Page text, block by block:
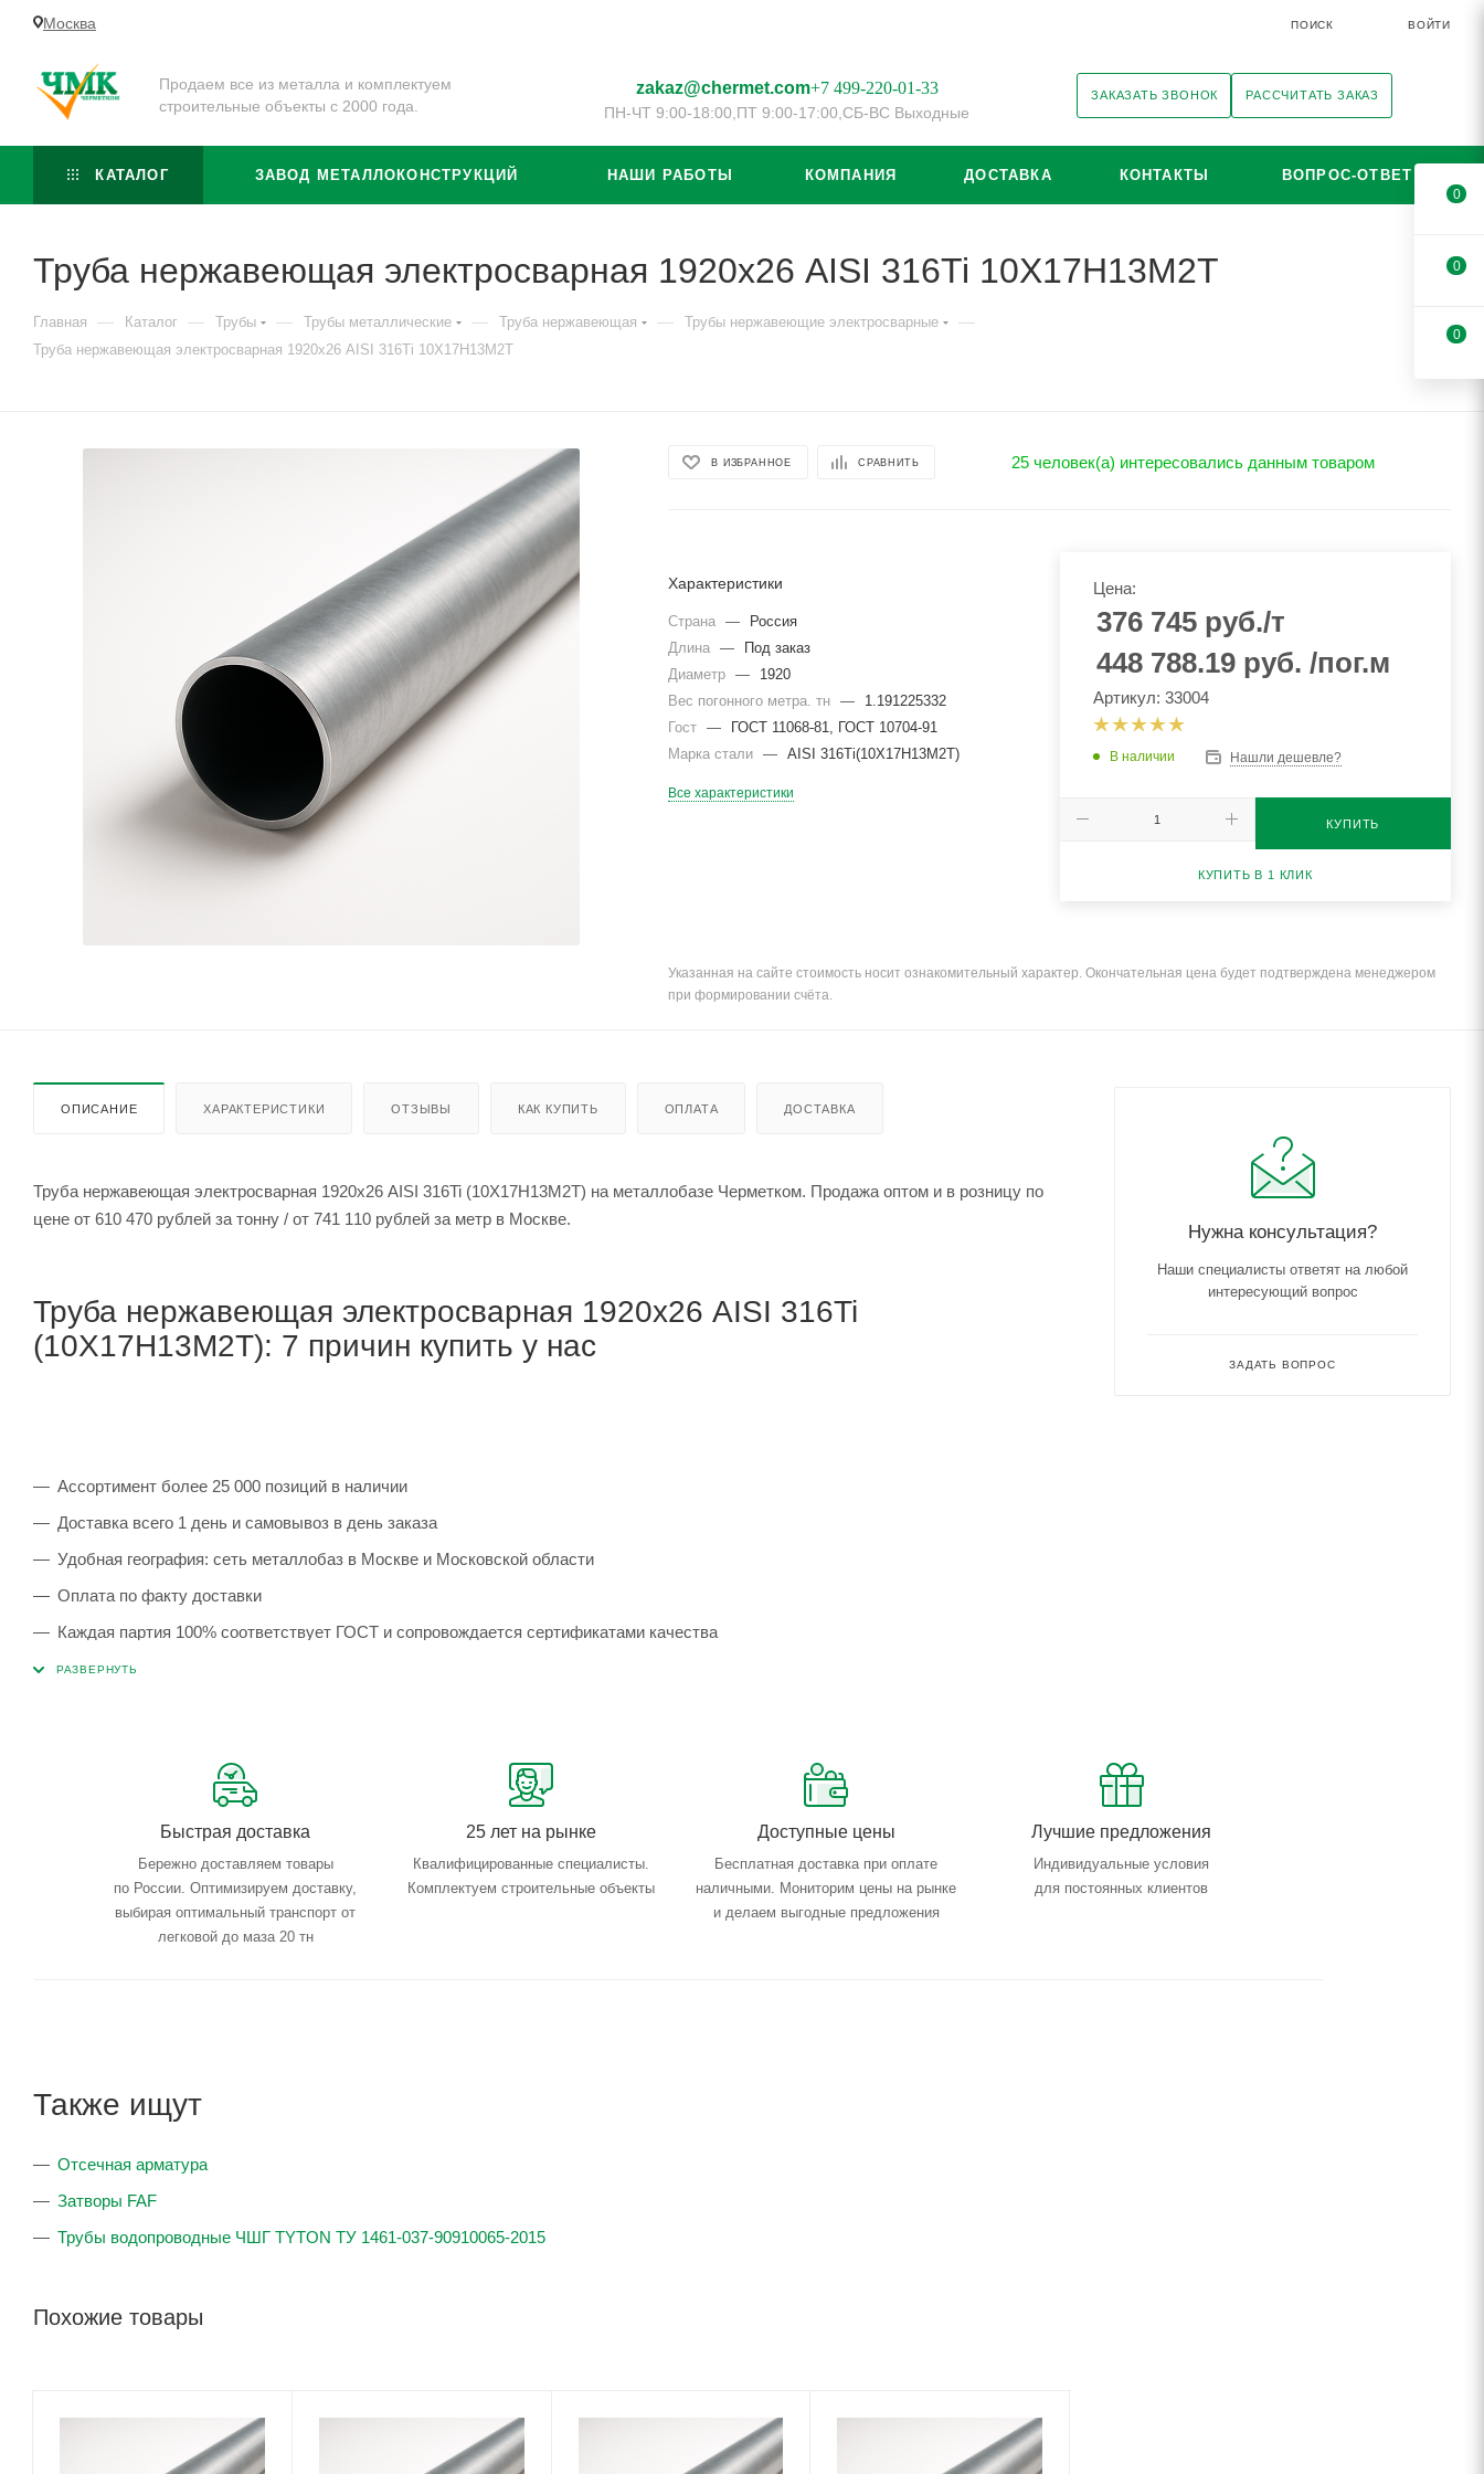
Москва ПОИСК ВОЙТИ
Продаем все из металла и комплектуем
строительные объекты с 2000 года.
zakaz@chermet.com+7 499-220-01-33
ПН-ЧТ 9:00-18:00, ПТ 9:00-17:00, СБ-ВС Выходные
ЗАКАЗАТЬ ЗВОНОК РАССЧИТАТЬ ЗАКАЗ
КАТАЛОГ ЗАВОД МЕТАЛЛОКОНСТРУКЦИЙ НАШИ РАБОТЫ КОМПАНИЯ ДОСТАВКА КОНТАКТЫ ВОПРОС-ОТВЕТ
Труба нержавеющая электросварная 1920х26 AISI 316Ti 10Х17Н13М2Т
Главная — Каталог — Трубы — Трубы металлические — Труба нержавеющая — Трубы нержавеющие электросварные —
Труба нержавеющая электросварная 1920х26 AISI 316Ti 10Х17Н13М2Т
В ИЗБРАННОЕ СРАВНИТЬ 25 человек(а) интересовались данным товаром
Характеристики
Страна —
Россия
Длина
—
Под заказ
Диаметр
—
1920
Вес погонного метра. тн
—
1.191225332
Гост
—
ГОСТ 11068-81, ГОСТ 10704-91
Марка стали
— AISI 316Ti(10Х17Н13М2Т)
Все характеристики
Цена:
376 745руб./т
448 788.19 руб. /пог.м
Артикул: 33004
В наличии Нашли дешевле?
КУПИТЬ
КУПИТЬ В 1 КЛИК
Указанная на сайте стоимость носит ознакомительный характер. Окончательная цена будет подтверждена менеджером
при формировании счёта.
ОПИСАНИЕ ХАРАКТЕРИСТИКИ ОТЗЫВЫ КАК КУПИТЬ ОПЛАТА ДОСТАВКА
Труба нержавеющая электросварная 1920х26 AISI 316Ti (10Х17Н13М2Т) на металлобазе Черметком. Продажа оптом и в розницу по
цене от 610 470 рублей за тонну / от 741 110 рублей за метр в Москве.
Труба нержавеющая электросварная 1920х26 AISI 316Ti
(10Х17Н13М2Т): 7 причин купить у нас
Ассортимент более 25 000 позиций в наличии
Доставка всего 1 день и самовывоз в день заказа
Удобная география: сеть металлобаз в Москве и Московской области
Оплата по факту доставки
Каждая партия 100% соответствует ГОСТ и сопровождается сертификатами качества
Сервисные услуги: резка, гибка, металлообработка
Быстрая доставка
Бережно доставляем товары
по России. Оптимизируем доставку,
выбирая оптимальный транспорт от
легковой до маза 20 тн
25 лет на рынке
Квалифицированные специалисты.
Комплектуем строительные объекты
Доступные цены
Бесплатная доставка при оплате
наличными. Мониторим цены на рынке
и делаем выгодные предложения
Лучшие предложения
Индивидуальные условия
для постоянных клиентов
Также ищут
Отсечная арматура
Затворы FAF
Трубы водопроводные ЧШГ TYTON ТУ 1461-037-90910065-2015
Похожие товары
Нужна консультация?
Наши специалисты ответят на любой
интересующий вопрос
ЗАДАТЬ ВОПРОС
0
0
0